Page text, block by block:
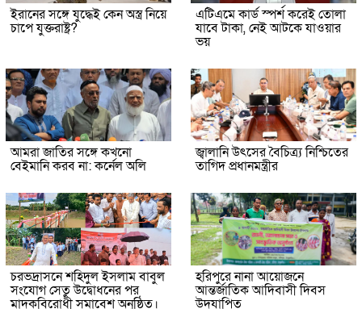
ইরানের সঙ্গে যুদ্ধেই কেন অস্ত্র নিয়ে
চাপে যুক্তরাষ্ট্র?
এটিএমে কার্ড স্পর্শ করেই তোলা
যাবে টাকা, নেই আটকে যাওয়ার
ভয়
আমরা জাতির সঙ্গে কখনো
বেইমানি করব না: কর্নেল অলি
জ্বালানি উৎসের বৈচিত্র্য নিশ্চিতের
তাগিদ প্রধানমন্ত্রীর
চরভদ্রাসনে শহিদুল ইসলাম বাবুল
সংযোগ সেতু উদ্বোধনের পর
মাদকবিরোধী সমাবেশ অনুষ্ঠিত।
হরিপুরে নানা আয়োজনে
আন্তর্জাতিক আদিবাসী দিবস
উদযাপিত